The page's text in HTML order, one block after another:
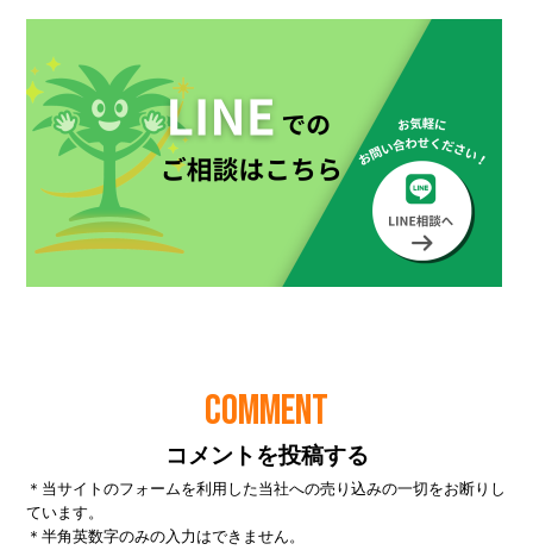
COMMENT
コメントを投稿する
＊当サイトのフォームを利用した当社への売り込みの一切をお断りし
ています。
＊半角英数字のみの入力はできません。